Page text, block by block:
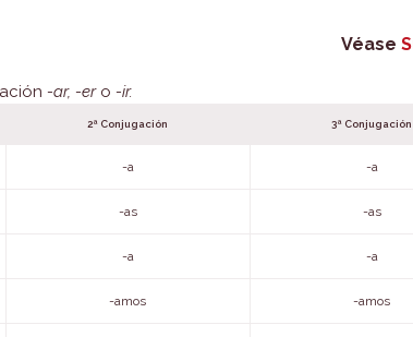
Véase
-ar, -ero -ir.
2ª Conjugación 3ª Conjugación
-a -a
-as -as
-a -a
-amos -amos